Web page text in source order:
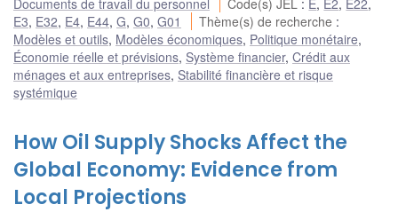
E3, E32, E4, E44, G, G0, G01 Thème(s) de recherche :
Modèles et outils, Modèles économiques, Politique monétaire,
Économie réelle et prévisions, Système financier, Crédit aux
ménages et aux entreprises, Stabilité financière et risque
systémique
How Oil Supply Shocks Affect the
Global Economy: Evidence from
Local Projections